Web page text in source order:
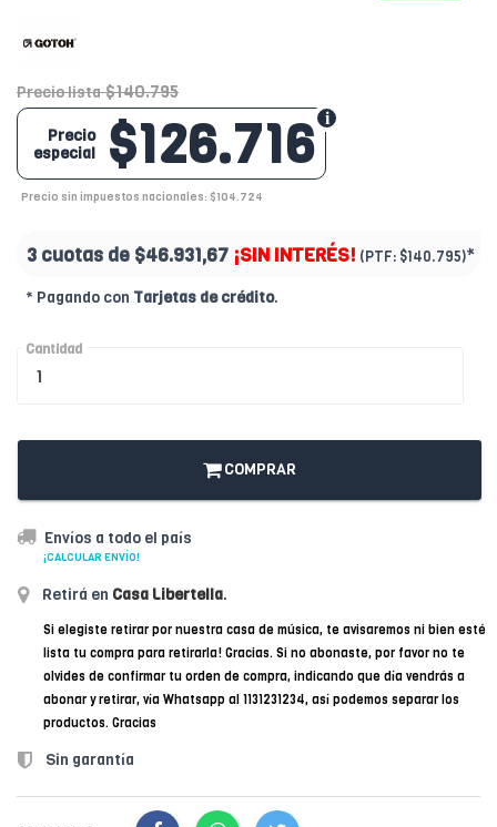
Precio lista $140.795
$126.716
Precio
especial
Precio sin impuestos nacionales: $104.724
3 cuotas de $46.931,67 ¡SIN INTERÉS! (PTF: $140.795)*
* Pagando con Tarjetas de crédito.
Cantidad
COMPRAR
Envíos a todo el país
¡CALCULAR ENVÍO!
Retirá en Casa Libertella.
Si elegiste retirar por nuestra casa de música, te avisaremos ni bien esté
lista tu compra para retirarla! Gracias. Si no abonaste, por favor no te
olvides de confirmar tu orden de compra, indicando que día vendrás a
abonar y retirar, vía Whatsapp al 1131231234, así podemos separar los
productos. Gracias
Sin garantía